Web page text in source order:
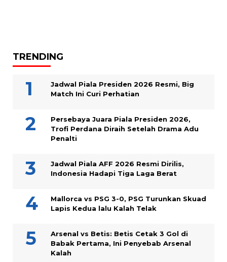
TRENDING
Jadwal Piala Presiden 2026 Resmi, Big
Match Ini Curi Perhatian
Persebaya Juara Piala Presiden 2026,
Trofi Perdana Diraih Setelah Drama Adu
Penalti
Jadwal Piala AFF 2026 Resmi Dirilis,
Indonesia Hadapi Tiga Laga Berat
Mallorca vs PSG 3-0, PSG Turunkan Skuad
Lapis Kedua lalu Kalah Telak
Arsenal vs Betis: Betis Cetak 3 Gol di
Babak Pertama, Ini Penyebab Arsenal
Kalah